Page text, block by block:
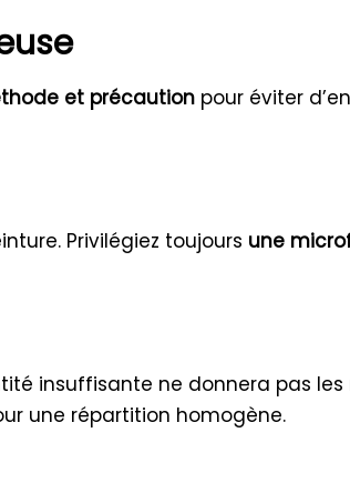
et précaution pour éviter
Privilégiez toujours une
insuffisante ne donnera pas les
une répartition homogène.